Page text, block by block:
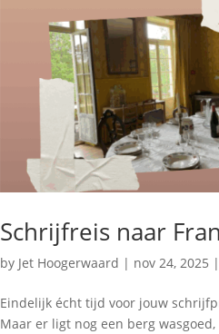
Schrijfreis naar
by Jet Hoogerwaard | nov 24, 2025
Eindelijk écht tijd voor jouw
Maar er ligt nog een berg